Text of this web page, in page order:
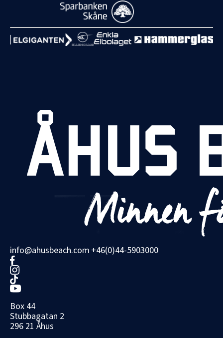
info@ahusbeach.com +46(0)44-5903000
Box 44
Stubbagatan 2
296 21 Åhus